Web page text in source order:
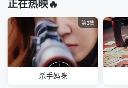
正在热映🔥
第3集
杀手妈咪